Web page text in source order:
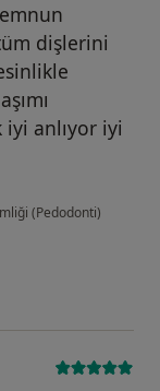
dişlerini
anlıyor iyi
(Pedodonti)